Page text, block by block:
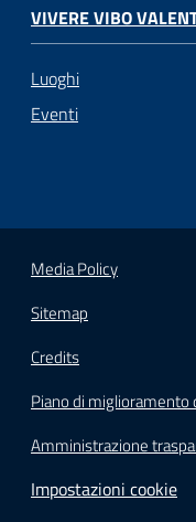
VIVERE VIBO
Luoghi
Eventi
Media Policy
Sitemap
Credits
Piano di miglioramento
Amministrazione
Impostazioni cookie